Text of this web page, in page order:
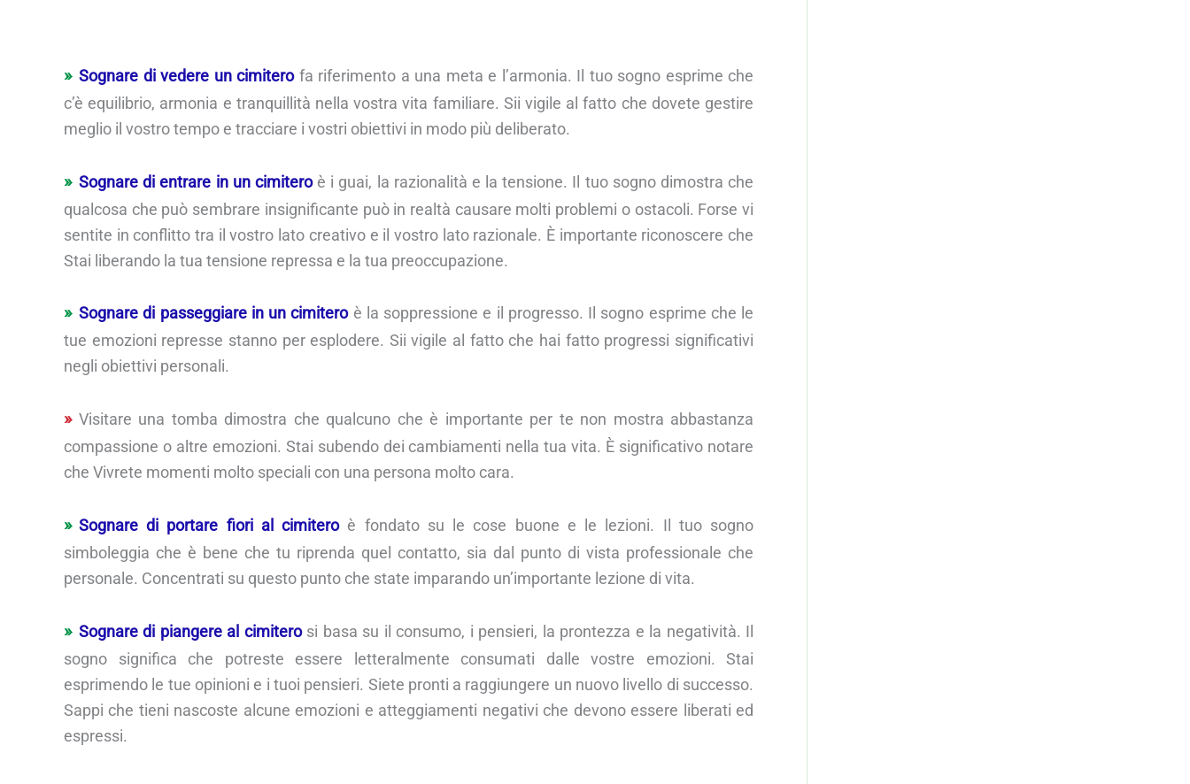
Sognare di vedere un cimiterofa riferimento a una meta e l’armonia. Il tuo sogno esprime che
c’è equilibrio, armonia e tranquillità nella vostra vita familiare. Sii vigile al fatto che dovete gestire
meglio il vostro tempo e tracciare i vostri obiettivi in modo più deliberato.
Sognare di entrare in un cimiteroè i guai, la razionalità e la tensione. Il tuo sogno dimostra che
qualcosa che può sembrare insignificante può in realtà causare molti problemi o ostacoli. Forse vi
sentite in conflitto tra il vostro lato creativo e il vostro lato razionale. È importante riconoscere che
Stai liberando la tua tensione repressa e la tua preoccupazione.
Sognare di passeggiare in un cimiteroè la soppressione e il progresso. Il sogno esprime che le
tue emozioni represse stanno per esplodere. Sii vigile al fatto che hai fatto progressi significativi
negli obiettivi personali.
Visitare una tomba dimostra che qualcuno che è importante per te non mostra abbastanza
compassione o altre emozioni. Stai subendo dei cambiamenti nella tua vita. È significativo notare
che Vivrete momenti molto speciali con una persona molto cara.
Sognare di portare fiori al cimiteroè fondato su le cose buone e le lezioni. Il tuo sogno
simboleggia che è bene che tu riprenda quel contatto, sia dal punto di vista professionale che
personale. Concentrati su questo punto che state imparando un’importante lezione di vita.
Sognare di piangere al cimiterosi basa su il consumo, i pensieri, la prontezza e la negatività. Il
sogno significa che potreste essere letteralmente consumati dalle vostre emozioni. Stai
esprimendo le tue opinioni e i tuoi pensieri. Siete pronti a raggiungere un nuovo livello di successo.
Sappi che tieni nascoste alcune emozioni e atteggiamenti negativi che devono essere liberati ed
espressi.